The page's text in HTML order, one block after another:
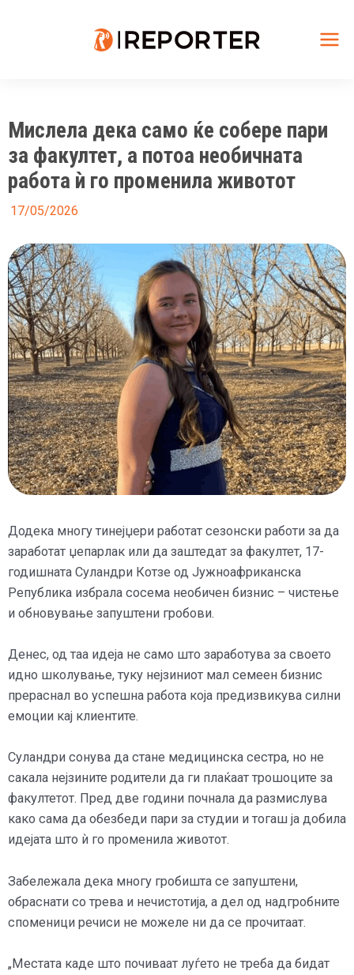
Мислела дека само ќе собере пари
за факултет, а потоа необичната
работа ѝ го променила животот
17/05/2026
Додека многу тинејџери работат сезонски работи за да
заработат џепарлак или да заштедат за факултет, 17-
годишната Суландри Котзе од Јужноафриканска
Република избрала сосема необичен бизнис – чистење
и обновување запуштени гробови.
Денес, од таа идеја не само што заработува за своето
идно школување, туку нејзиниот мал семеен бизнис
прераснал во успешна работа која предизвикува силни
емоции кај клиентите.
Суландри сонува да стане медицинска сестра, но не
сакала нејзините родители да ги плаќаат трошоците за
факултетот. Пред две години почнала да размислува
како сама да обезбеди пари за студии и тогаш ја добила
идејата што ѝ го променила животот.
Забележала дека многу гробишта се запуштени,
обраснати со трева и нечистотија, а дел од надгробните
споменици речиси не можеле ни да се прочитаат.
„Местата каде што почиваат луѓето не треба да бидат